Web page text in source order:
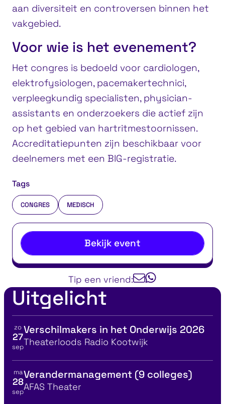
aan diversiteit en controversen binnen het
vakgebied.
Voor wie is het evenement?
Het congres is bedoeld voor cardiologen,
elektrofysiologen, pacemakertechnici,
verpleegkundig specialisten, physician-
assistants en onderzoekers die actief zijn
op het gebied van hartritmestoornissen.
Accreditatiepunten zijn beschikbaar voor
deelnemers met een BIG-registratie.
Tags
CONGRES MEDISCH
Bekijk event
Tip een vriend:
Uitgelicht
Bekijk details voor
zo
27
sep
Verschilmakers in het Onderwijs 2026
Locatie
Theaterloods Radio Kootwijk
Bekijk details voor
ma
28
sep
Verandermanagement (9 colleges)
Locatie
AFAS Theater